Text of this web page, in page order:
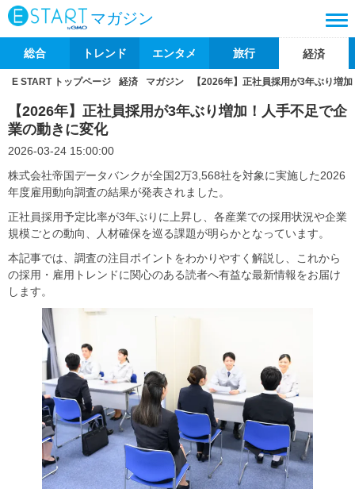
マガジン
総合 トレンド エンタメ 旅行 経済
E START トップページ 経済 マガジン 【2026年】正社員採用が3年ぶり増
【2026年】正社員採用が3年ぶり増加！人手不足で企
業の動きに変化
2026-03-24 15:00:00
株式会社帝国データバンクが全国2万3,568社を対象に実施した2026
年度雇用動向調査の結果が発表されました。
正社員採用予定比率が3年ぶりに上昇し、各産業での採用状況や企業
規模ごとの動向、人材確保を巡る課題が明らかとなっています。
本記事では、調査の注目ポイントをわかりやすく解説し、これから
の採用・雇用トレンドに関心のある読者へ有益な最新情報をお届け
します。